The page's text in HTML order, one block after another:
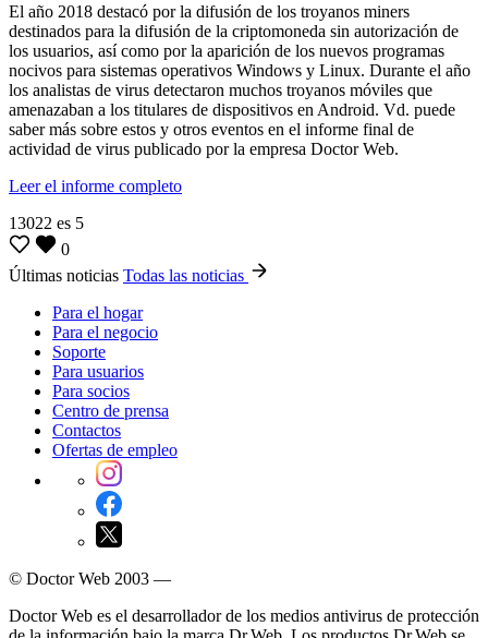
El año 2018 destacó por la difusión de los troyanos miners
destinados para la difusión de la criptomoneda sin autorización de
los usuarios, así como por la aparición de los nuevos programas
nocivos para sistemas operativos Windows y Linux. Durante el año
los analistas de virus detectaron muchos troyanos móviles que
amenazaban a los titulares de dispositivos en Android. Vd. puede
saber más sobre estos y otros eventos en el informe final de
actividad de virus publicado por la empresa Doctor Web.
Leer el informe completo
13022 es 5
0
Últimas noticias Todas las noticias
Para el hogar
Para el negocio
Soporte
Para usuarios
Para socios
Centro de prensa
Contactos
Ofertas de empleo
© Doctor Web 2003 —
Doctor Web es el desarrollador de los medios antivirus de protección